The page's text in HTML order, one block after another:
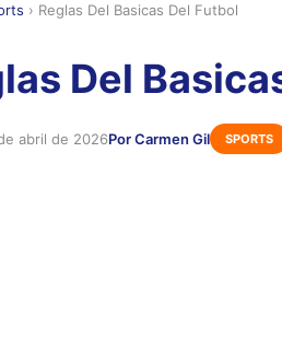
› Reglas Del Basicas Del Futbol
Del
abril de 2026Por Carmen Gil SPORTS